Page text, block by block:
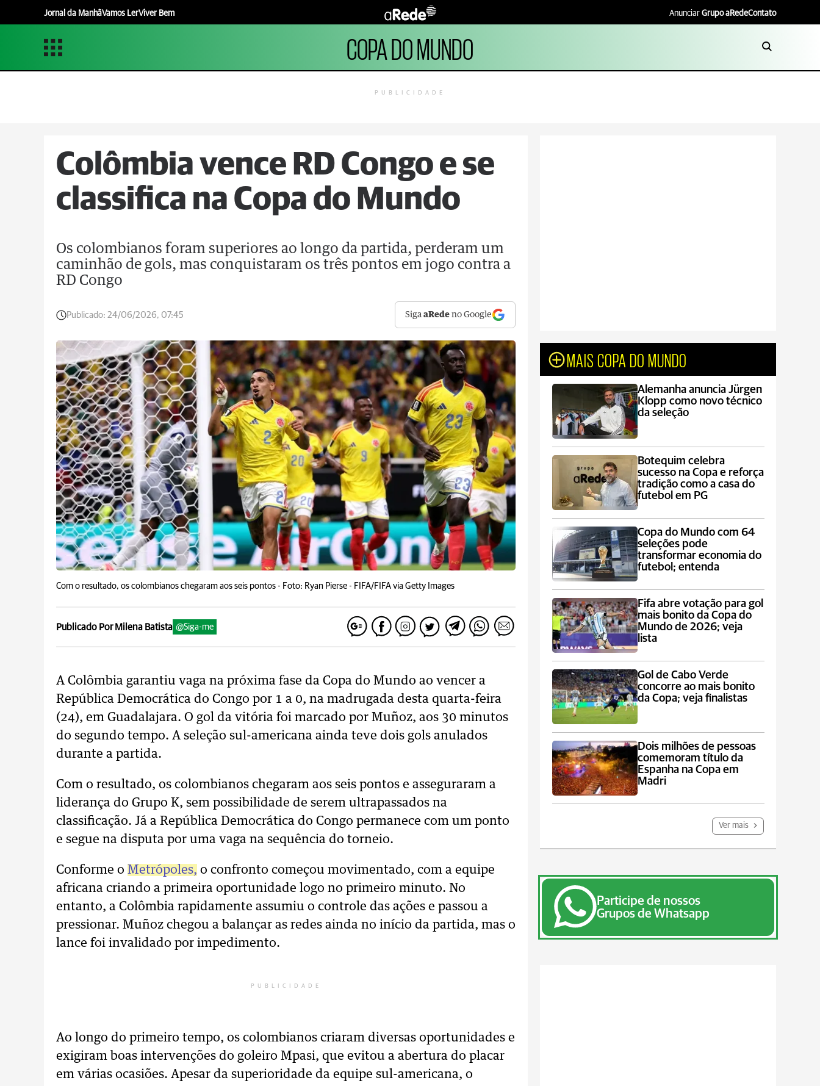
Jornal da ManhãVamos LerViver Bem Anunciar Grupo aRedeContato
COPA DO MUNDO
PUBLICIDADE
Colômbia vence RD Congo e se
classifica na Copa do Mundo
Os colombianos foram superiores ao longo da partida, perderam um
caminhão de gols, mas conquistaram os três pontos em jogo contra a
RD Congo
Publicado: 24/06/2026, 07:45 SigaaRede no Google
Com o resultado, os colombianos chegaram aos seis pontos - Foto: Ryan Pierse - FIFA/FIFA via Getty Images
Publicado Por Milena Batista @Siga-me
A Colômbia garantiu vaga na próxima fase da Copa do Mundo ao vencer a
República Democrática do Congo por 1 a 0, na madrugada desta quarta-feira
(24), em Guadalajara. O gol da vitória foi marcado por Muñoz, aos 30 minutos
do segundo tempo. A seleção sul-americana ainda teve dois gols anulados
durante a partida.
Com o resultado, os colombianos chegaram aos seis pontos e asseguraram a
liderança do Grupo K, sem possibilidade de serem ultrapassados na
classificação. Já a República Democrática do Congo permanece com um ponto
e segue na disputa por uma vaga na sequência do torneio.
Conforme o Metrópoles, o confronto começou movimentado, com a equipe
africana criando a primeira oportunidade logo no primeiro minuto. No
entanto, a Colômbia rapidamente assumiu o controle das ações e passou a
pressionar. Muñoz chegou a balançar as redes ainda no início da partida, mas o
lance foi invalidado por impedimento.
PUBLICIDADE
Ao longo do primeiro tempo, os colombianos criaram diversas oportunidades e
exigiram boas intervenções do goleiro Mpasi, que evitou a abertura do placar
em várias ocasiões. Apesar da superioridade da equipe sul-americana, o
MAIS COPA DO MUNDO
Alemanha anuncia Jürgen
Klopp como novo técnico
da seleção
Botequim celebra
sucesso na Copa e reforça
tradição como a casa do
futebol em PG
Copa do Mundo com 64
seleções pode
transformar economia do
futebol; entenda
Fifa abre votação para gol
mais bonito da Copa do
Mundo de 2026; veja
lista
Gol de Cabo Verde
concorre ao mais bonito
da Copa; veja finalistas
Dois milhões de pessoas
comemoram título da
Espanha na Copa em
Madri
Ver mais
Participe de nossos
Grupos de Whatsapp